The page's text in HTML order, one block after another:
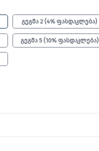
გეგმა 2 (4% ფასდაკლება)
გეგმა 5 (10% ფასდაკლება)